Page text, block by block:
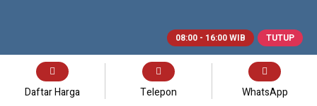
08:00 - 16:00 WIB TUTUP
Telepon WhatsApp
Daftar Harga